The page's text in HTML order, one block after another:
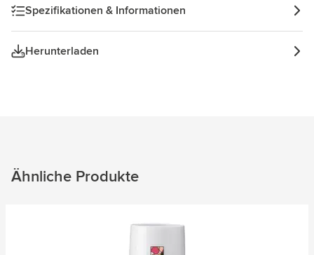
Anlass. Fassungsvermögen 470 ml. Made in Europe.
Spezifikationen & Informationen
Herunterladen
Ähnliche Produkte